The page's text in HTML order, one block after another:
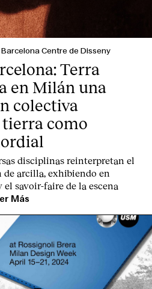
Barcelona Centre de Disseny
Terra
en Milán una
colectiva
como
disciplinas reinterpretan el
arcilla, exhibiendo en
savoir-faire de la escena
Más